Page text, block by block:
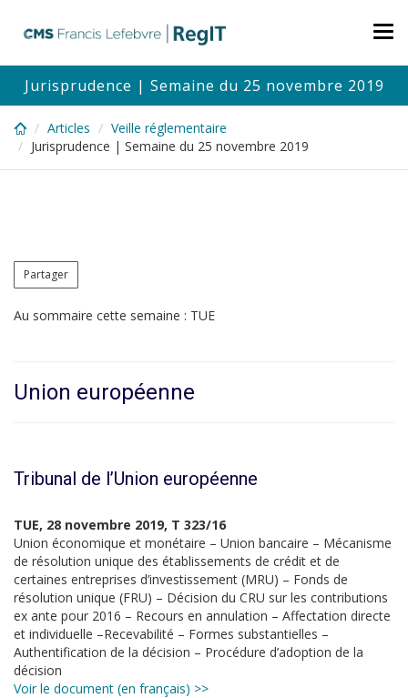
content
Jurisprudence | Semaine du 25 novembre 2019
Articles
Veille réglementaire
Jurisprudence | Semaine du 25 novembre 2019
Partager
Au sommaire cette semaine : TUE
Union européenne
Tribunal de l’Union européenne
TUE, 28 novembre 2019, T 323/16
Union économique et monétaire – Union bancaire – Mécanisme
de résolution unique des établissements de crédit et de
certaines entreprises d’investissement (MRU) – Fonds de
résolution unique (FRU) – Décision du CRU sur les contributions
ex ante pour 2016 – Recours en annulation – Affectation directe
et individuelle –Recevabilité – Formes substantielles –
Authentification de la décision – Procédure d’adoption de la
décision
Voir le document (en français) >>